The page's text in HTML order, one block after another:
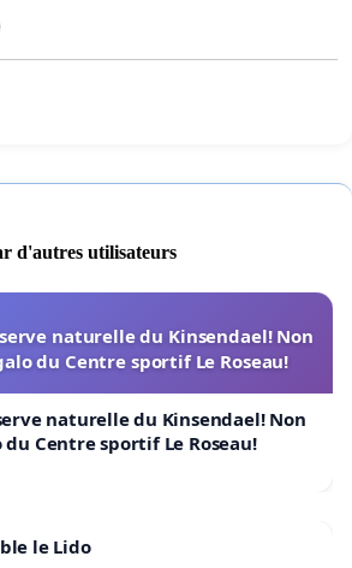
d'autres utilisateurs
naturelle du Kinsendael! Non
du Centre sportif Le Roseau!
naturelle du Kinsendael! Non
Centre sportif Le Roseau!
le Lido